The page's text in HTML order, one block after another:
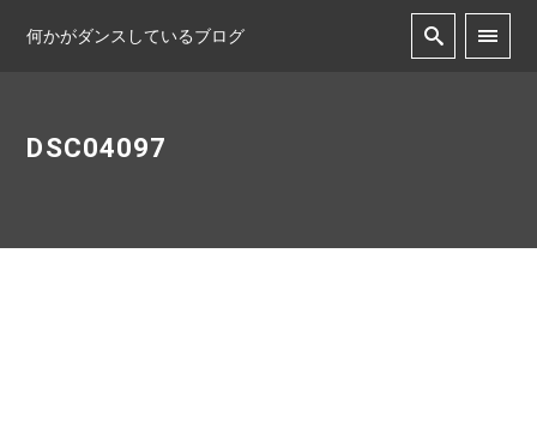
何かがダンスしているブログ
DSC04097